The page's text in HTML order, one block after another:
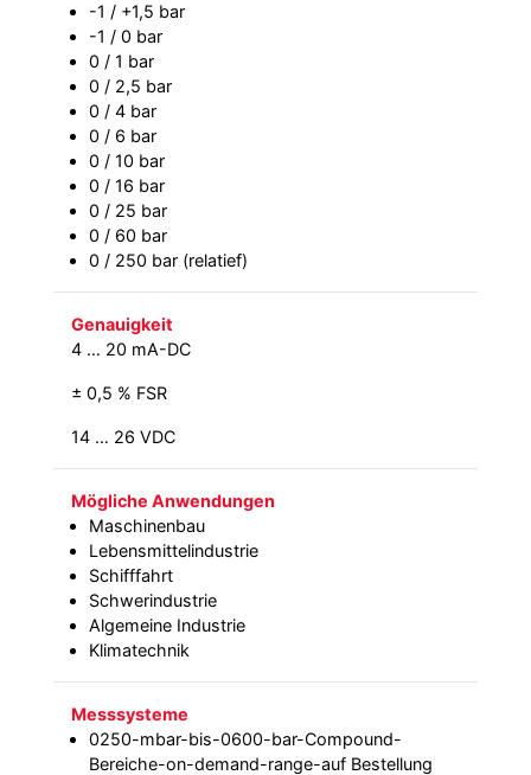
-1 / +1,5 bar
-1 / 0 bar
0 / 1 bar
0 / 2,5 bar
0 / 4 bar
0 / 6 bar
0 / 10 bar
0 / 16 bar
0 / 25 bar
0 / 60 bar
0 / 250 bar (relatief)
Genauigkeit
4 … 20 mA-DC
± 0,5 % FSR
14 … 26 VDC
Mögliche Anwendungen
Maschinenbau
Lebensmittelindustrie
Schifffahrt
Schwerindustrie
Algemeine Industrie
Klimatechnik
Messsysteme
0250-mbar-bis-0600-bar-Compound-
Bereiche-on-demand-range-auf Bestellung